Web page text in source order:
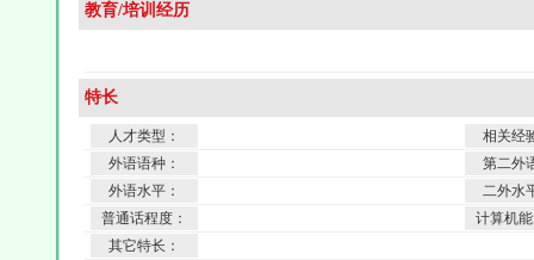
教育/培训经历
特长
人才类型：
相关经
外语语种：
第二外
外语水平：
二外水
普通话程度：
计算机
其它特长：